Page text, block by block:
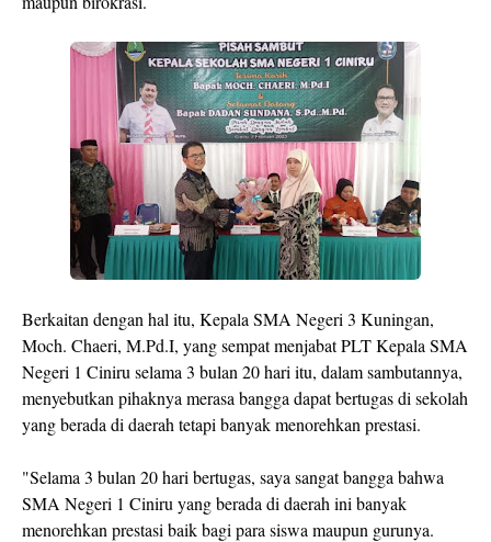
Berkaitan dengan hal itu, Kepala SMA Negeri 3 Kuningan,
Moch. Chaeri, M.Pd.I, yang sempat menjabat PLT Kepala SMA
Negeri 1 Ciniru selama 3 bulan 20 hari itu, dalam sambutannya,
menyebutkan pihaknya merasa bangga dapat bertugas di sekolah
yang berada di daerah tetapi banyak menorehkan prestasi.
"Selama 3 bulan 20 hari bertugas, saya sangat bangga bahwa
SMA Negeri 1 Ciniru yang berada di daerah ini banyak
menorehkan prestasi baik bagi para siswa maupun gurunya.